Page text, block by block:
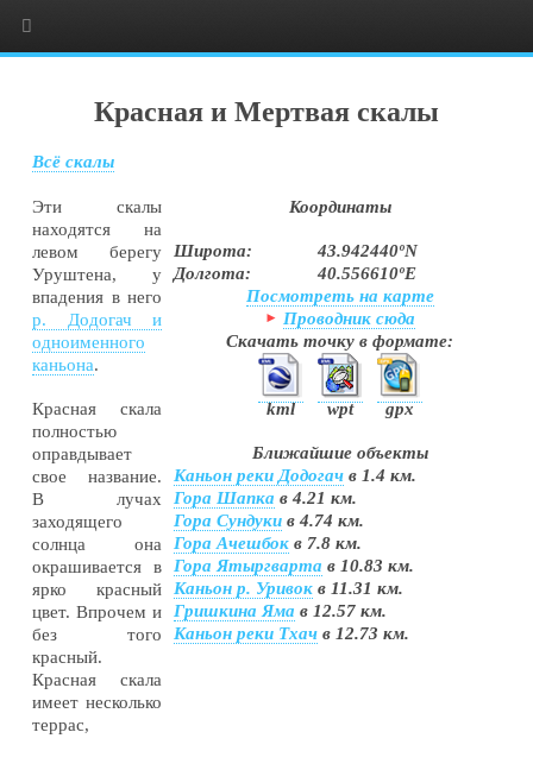
Красная и Мертвая скалы
Всё скалы
Координаты
Широта:
43.942440ºN
Долгота:
40.556610ºE
Посмотреть на карте
Проводник сюда
Скачать точку в формате:
kml wpt gpx
Ближайшие объекты
Каньон реки Додогачв 1.4 км.
Гора Шапка в 4.21 км.
Гора Сундукив 4.74 км.
Гора Ачешбокв 7.8 км.
Гора Ятыргварта в 10.83 км.
Каньон р. Уривокв 11.31 км.
Гришкина Яма в 12.57 км.
Каньон реки Тхачв 12.73 км.
Эти скалы
находятся на
левом берегу
Уруштена, у
впадения в него
р. Додогач и
одноименного
каньона.
Красная скала
полностью
оправдывает
свое название.
В лучах
заходящего
солнца она
окрашивается в
ярко красный
цвет. Впрочем и
без того
красный.
Красная скала
имеет несколько
террас,